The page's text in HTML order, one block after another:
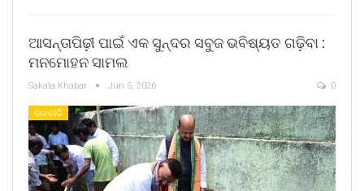
ଆସନ୍ତାପିଢ଼ୀ ପାଇଁ ଏକ ସୁନ୍ଦର ସବୁଜ ଭବିଷ୍ୟତ ଗଢ଼ିବା :
ମନମୋହନ ସାମଲ
Sakala Khabar Jun 5, 2026 0
ରାଜନୀତି